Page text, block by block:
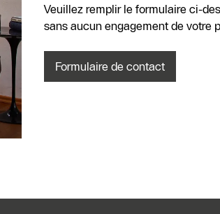
Veuillez remplir le formulaire ci-
sans aucun engagement de votre
Formulaire de contact
Formulaire de